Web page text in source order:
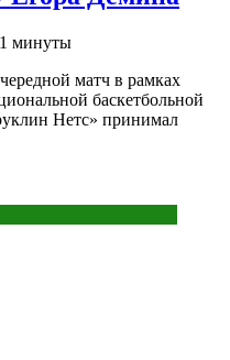
1 минуты
матч в рамках
баскетбольной
Нетс» принимал